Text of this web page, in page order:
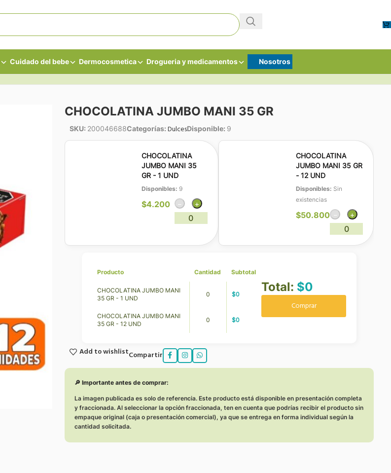
Cuidado del bebe Dermocosmetica Drogueria y medicamentos Nosotros
CHOCOLATINA JUMBO MANI 35 GR
SKU: 200046688Categorías:DulcesDisponible: 9
CHOCOLATINA
JUMBO MANI 35
GR - 1 UND
Disponibles: 9
$4.200 − +
0
CHOCOLATINA
JUMBO MANI 35 GR
- 12 UND
Disponibles: Sin
existencias
$50.800 − +
0
Producto Cantidad Subtotal
CHOCOLATINA JUMBO MANI
35 GR - 1 UND
0 $0
CHOCOLATINA JUMBO MANI
35 GR - 12 UND
0 $0
Total: $0
Comprar
Add to wishlistCompartir
🔎 Importante antes de comprar:
La imagen publicada es solo de referencia. Este producto está disponible en presentación completa
y fraccionada. Al seleccionar la opción fraccionada, ten en cuenta que podrías recibir el producto sin
empaque original (caja o presentación comercial), ya que se entrega en forma individual según la
cantidad solicitada.